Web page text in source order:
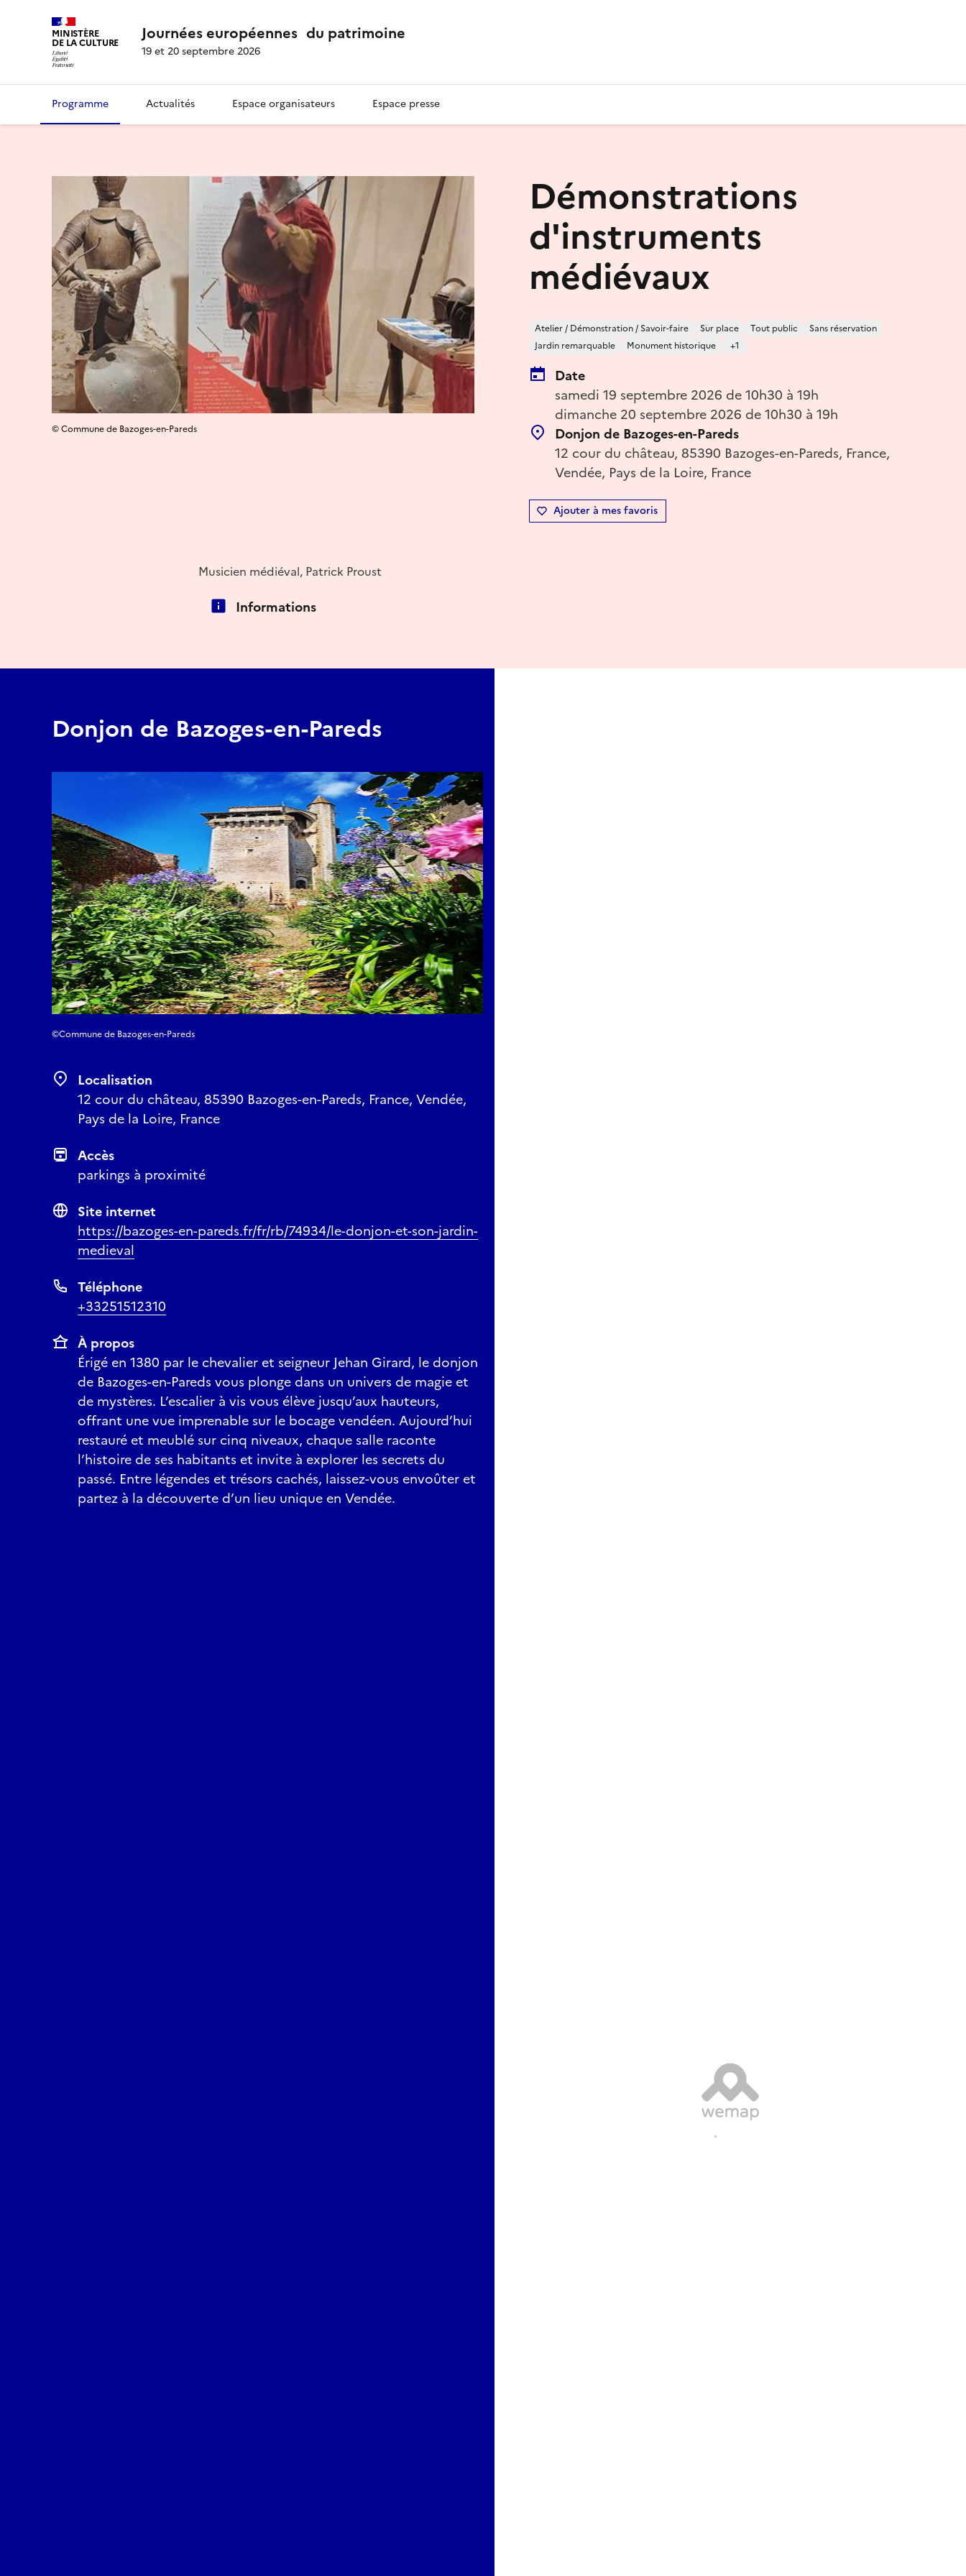
MINISTÈRE
DE LA CULTURE Journées européennes du patrimoine
19 et 20 septembre 2026
Programme Actualités Espace organisateurs Espace presse
Démonstrations
d'instruments
médiévaux
Atelier / Démonstration / Savoir-faire Sur place Tout public
Sans réservation
Jardin remarquable
Monument historique +1
Date
samedi 19 septembre 2026 de 10h30 à 19h
dimanche 20 septembre 2026 de 10h30 à 19h
Donjon de Bazoges-en-Pareds
12 cour du château, 85390 Bazoges-en-Pareds, France,
Vendée, Pays de la Loire, France
Ajouter à mes favoris
© Commune de Bazoges-en-Pareds
Musicien médiéval, Patrick Proust
Informations
Donjon de Bazoges-en-Pareds
©Commune de Bazoges-en-Pareds
Localisation
12 cour du château, 85390 Bazoges-en-Pareds, France, Vendée,
Pays de la Loire, France
Accès
parkings à proximité
Site internet
https://bazoges-en-pareds.fr/fr/rb/74934/le-donjon-et-son-jardin-
medieval
Téléphone
+33251512310
À propos
Érigé en 1380 par le chevalier et seigneur Jehan Girard, le donjon
de Bazoges-en-Pareds vous plonge dans un univers de magie et
de mystères. L’escalier à vis vous élève jusqu’aux hauteurs,
offrant une vue imprenable sur le bocage vendéen. Aujourd’hui
restauré et meublé sur cinq niveaux, chaque salle raconte
l’histoire de ses habitants et invite à explorer les secrets du
passé. Entre légendes et trésors cachés, laissez-vous envoûter et
partez à la découverte d’un lieu unique en Vendée.